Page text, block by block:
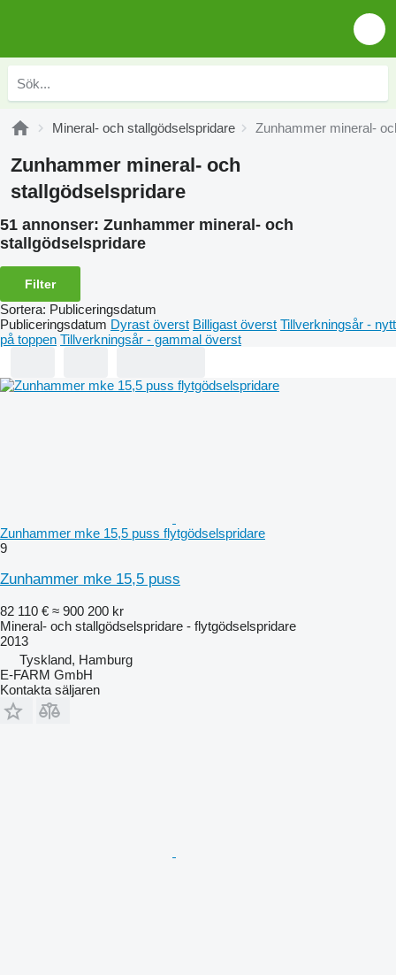
Mineral- och stallgödselspridare Zunhammer mineral-
Zunhammer mineral- och
stallgödselspridare
51 annonser: Zunhammer mineral- och
stallgödselspridare
Filter
Sortera: Publiceringsdatum
Publiceringsdatum Dyrast överst Billigast överst Tillverkningsår - nytt
på toppen Tillverkningsår - gammal överst
Zunhammer mke 15,5 puss flytgödselspridare
9
Zunhammer mke 15,5 puss
82 110 € ≈ 900 200 kr
Mineral- och stallgödselspridare - flytgödselspridare
2013
Tyskland, Hamburg
E-FARM GmbH
Kontakta säljaren